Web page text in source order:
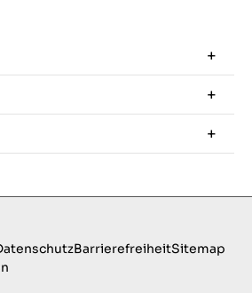
BarrierefreiheitSitemap